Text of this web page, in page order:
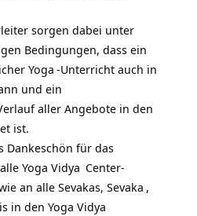
sorgen dabei unter
Bedingungen, dass ein
Yoga -Unterricht auch in
und ein
aller Angebote in den
ist.
Dankeschön für das
Yoga Vidya Center-
an alle Sevakas, Sevaka ,
in den Yoga Vidya